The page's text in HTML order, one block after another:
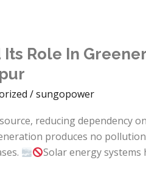
Role In
/sungopower
reducing dependency
produces no
Solar energy